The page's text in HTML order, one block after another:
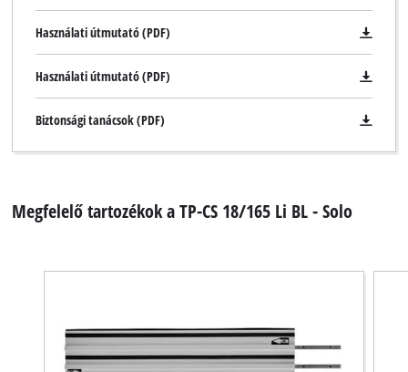
Használati útmutató (PDF)
Használati útmutató (PDF)
Biztonsági tanácsok (PDF)
Megfelelő tartozékok a TP-CS 18/165 Li BL - Solo